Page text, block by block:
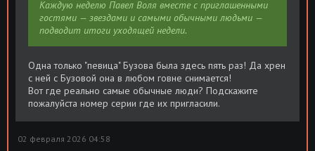
Каждую неделю Павел Воля вместе с приглашенными
гостями — звездами и самыми обычными людьми —
подводит итоги уходящей недели.
Одна только "певица" Бузова была здесь пять раз! Да хрен
с ней с Бузовой она в любом говне снимается!
Вот где реально самые обычные люди? Подскажите
пожалуйста номер серии где их пригласили.
02 февраля 2026 04:58